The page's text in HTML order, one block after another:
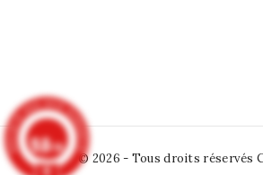
© 2026 - Tous droits réservés
9.8/10
902 avis